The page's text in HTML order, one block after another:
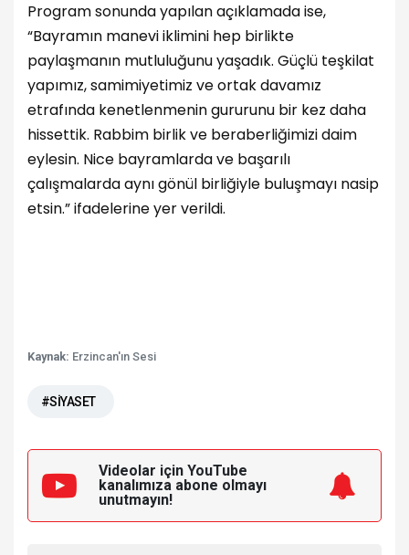
Program sonunda yapılan açıklamada ise,
“Bayramın manevi iklimini hep birlikte
paylaşmanın mutluluğunu yaşadık. Güçlü teşkilat
yapımız, samimiyetimiz ve ortak davamız
etrafında kenetlenmenin gururunu bir kez daha
hissettik. Rabbim birlik ve beraberliğimizi daim
eylesin. Nice bayramlarda ve başarılı
çalışmalarda aynı gönül birliğiyle buluşmayı nasip
etsin.” ifadelerine yer verildi.
Kaynak: Erzincan'ın Sesi
#SİYASET
Videolar için YouTube
kanalımıza abone olmayı
unutmayın!